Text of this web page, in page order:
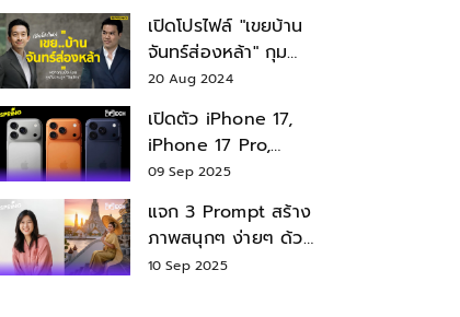
เปิดโปรไฟล์ "เขยบ้าน
จันทร์ส่องหล้า" กุม
บังเหียนธุรกิจตระกูล
"ชินวัตร"
20 Aug 2024
เปิดตัว iPhone 17,
iPhone 17 Pro,
iPhone 17 Air สเปค
09 Sep 2025
แจก 3 Prompt สร้าง
ภาพสนุกๆ ง่ายๆ ด้วย
Nano Banana ใน
10 Sep 2025